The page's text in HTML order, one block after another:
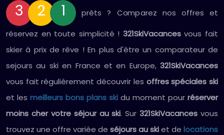
3 2 1
prêts ? Comparez nos offres et
réservez en toute simplicité ! 321SkiVacancesvous fait
skier à prix de rêve ! En plus d'être un comparateur de
sejours au ski en France et en Europe, 321SkiVacances
vous fait régulièrement découvrir les offres spéciales ski
et les meilleurs bons plans ski du moment pour réserver
moins cher votre séjour au ski. Sur321SkiVacances vous
trouvez une offre variée de séjours au skiet de locations